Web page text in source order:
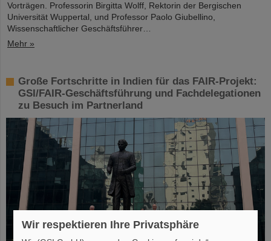
Vorträgen. Professorin Birgitta Wolff, Rektorin der Bergischen
Universität Wuppertal, und Professor Paolo Giubellino,
Wissenschaftlicher Geschäftsführer…
Mehr »
Große Fortschritte in Indien für das FAIR-Projekt:
GSI/FAIR-Geschäftsführung und Fachdelegationen
zu Besuch im Partnerland
Wir respektieren Ihre Privatsphäre